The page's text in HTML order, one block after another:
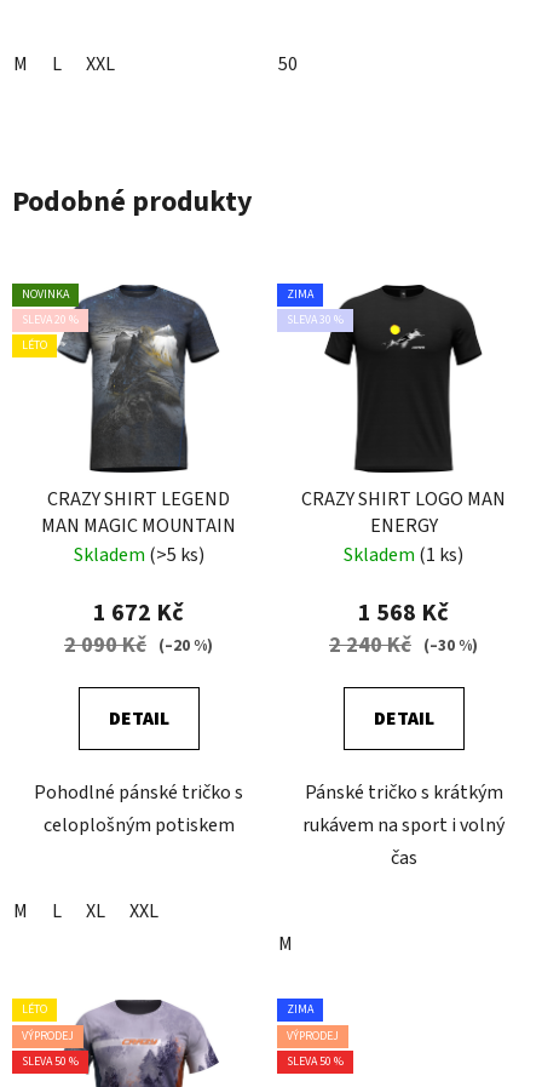
M L XXL 50
Podobné produkty
NOVINKA
SLEVA 20 %
LÉTO
CRAZY SHIRT LEGEND
MAN MAGIC MOUNTAIN
Skladem (>5 ks)
1 672 Kč
2 090 Kč (–20 %)
DETAIL
Pohodlné pánské tričko s
celoplošným potiskem
M L XL XXL
ZIMA
SLEVA 30 %
CRAZY SHIRT LOGO MAN
ENERGY
Skladem (1 ks)
1 568 Kč
2 240 Kč (–30 %)
DETAIL
Pánské tričko s krátkým
rukávem na sport i volný
čas
M
LÉTO
VÝPRODEJ
SLEVA 50 %
ZIMA
VÝPRODEJ
SLEVA 50 %